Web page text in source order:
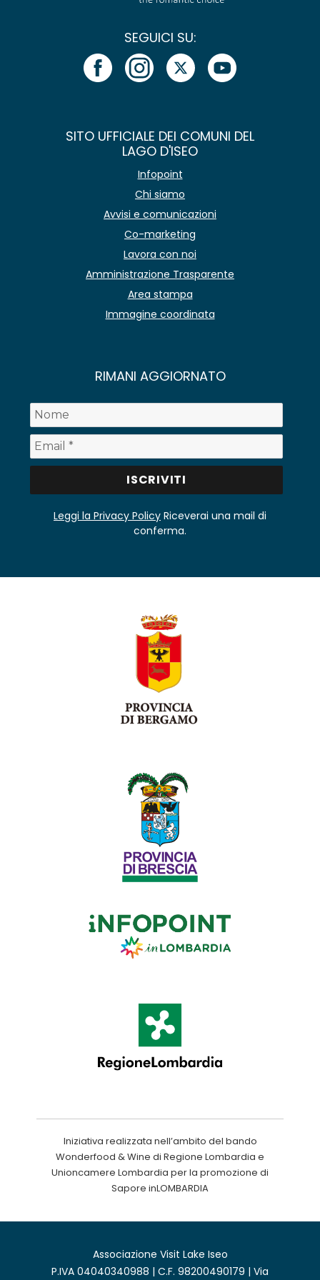
SEGUICI SU:
SITO UFFICIALE DEI COMUNI DEL
LAGO D'ISEO
Infopoint
Chi siamo
Avvisi e comunicazioni
Co-marketing
Lavora con noi
Amministrazione Trasparente
Area stampa
Immagine coordinata
RIMANI AGGIORNATO
Leggi la Privacy Policy Riceverai una mail di
conferma.
Iniziativa realizzata nell’ambito del bando
Wonderfood & Wine di Regione Lombardia e
Unioncamere Lombardia per la promozione di
Sapore inLOMBARDIA
Associazione Visit Lake Iseo
P.IVA 04040340988 | C.F. 98200490179 | Via